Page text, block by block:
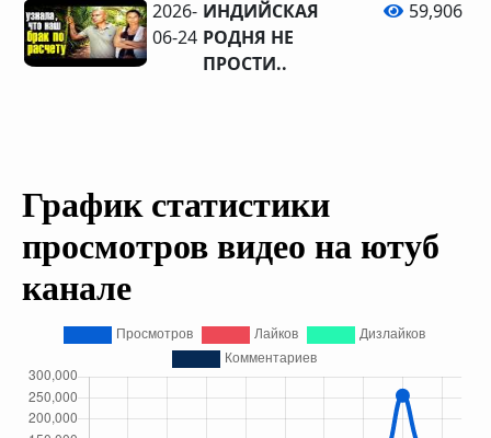
2026-
06-24
ИНДИЙСКАЯ
РОДНЯ НЕ
ПРОСТИ..
59,906
График статистики
просмотров видео на ютуб
канале